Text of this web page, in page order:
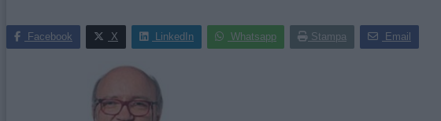
Facebook X LinkedIn Whatsapp Stampa Email